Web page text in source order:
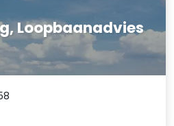
Loopbaanadvies